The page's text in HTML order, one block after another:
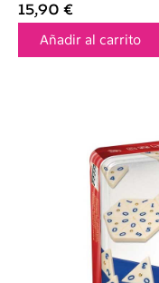
15,90 €
Añadir al carrito